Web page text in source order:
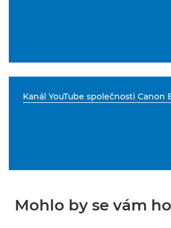
Kanál YouTube společnosti Canon
Mohlo by se vám